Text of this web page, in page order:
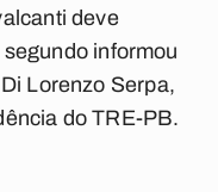
deve
informou
Lorenzo Serpa,
do TRE-PB.